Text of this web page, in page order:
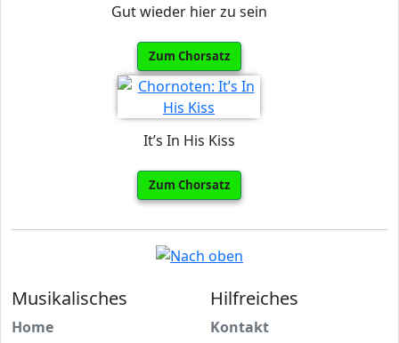
Gut wieder hier zu sein
Zum Chorsatz
It’s In His Kiss
Zum Chorsatz
Musikalisches
Home
Hilfreiches
Kontakt